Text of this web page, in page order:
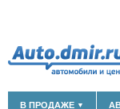
В ПРОДАЖЕ ▼